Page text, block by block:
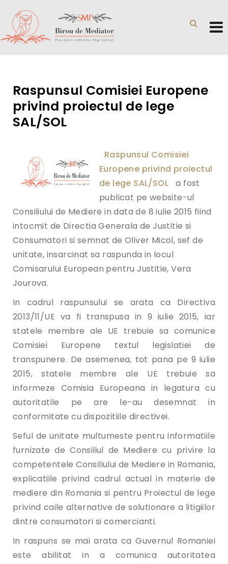
Raspunsul Comisiei Europene
privind proiectul de lege
SAL/SOL
Raspunsul Comisiei
Europene privind proiectul
de lege SAL/SOL
a fost
publicat pe website-ul
Consiliului de Mediere in data de 8 iulie 2015 fiind
intocmit de Directia Generala de Justitie si
Consumatori si semnat de Oliver Micol, sef de
unitate, insarcinat sa raspunda in locul
Comisarului European pentru Justitie, Vera
Jourova.
In cadrul raspunsului se arata ca Directiva
2013/11/UE va fi transpusa in 9 iulie 2015, iar
statele membre ale UE trebuie sa comunice
Comisiei Europene textul legislatiei de
transpunere. De asemenea, tot pana pe 9 iulie
2015, statele membre ale UE trebuie sa
informeze Comisia Europeana in legatura cu
autoritatile pe are le-au desemnat in
conformitate cu dispozitiile directivei.
Seful de unitate multumeste pentru informatiile
furnizate de Consiliul de Mediere cu privire la
competentele Consiliului de Mediere in Romania,
explicatiile privind cadrul actual in materie de
mediere din Romania si pentru Proiectul de lege
privind caile alternative de solutionare a litigiilor
dintre consumatori si comercianti.
In raspuns se mai arata ca Guvernul Romaniei
este abilitat in a comunica autoritatea